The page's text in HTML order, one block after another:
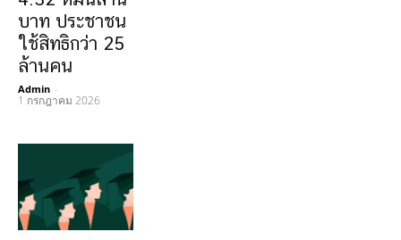
บาท ประชาชน
ใช้สิทธิกว่า 25
ล้านคน
Admin -
1 กรกฎาคม 2026